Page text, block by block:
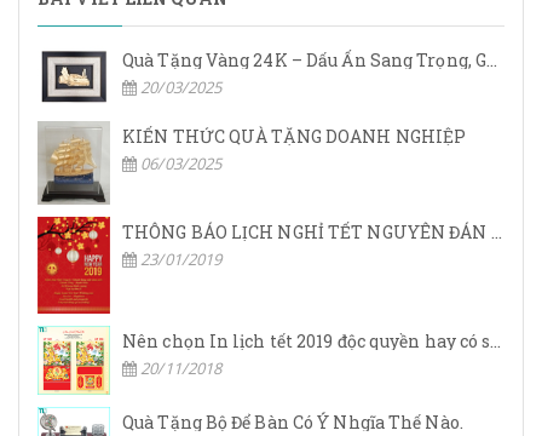
Quà Tặng Vàng 24K – Dấu Ấn Sang Trọng, Giá Trị Vĩnh Cửu
20/03/2025
KIẾN THỨC QUÀ TẶNG DOANH NGHIỆP
06/03/2025
23/01/2019
20/11/2018
Quà Tặng Bộ Để Bàn Có Ý Nhgĩa Thế Nào.